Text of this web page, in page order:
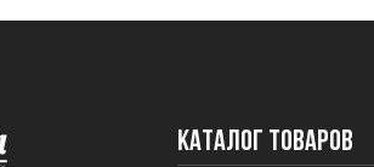
Каталог товаров